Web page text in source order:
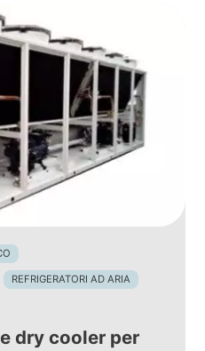
REFRIGERATORI AD ARIA
dry cooler per